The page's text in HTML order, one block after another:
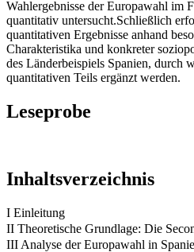
Wahlergebnisse der Europawahl im
quantitativ untersucht.Schließlich
quantitativen Ergebnisse anhand
Charakteristika und konkreter
des Länderbeispiels Spanien, durch
quantitativen Teils ergänzt werden.
Leseprobe
Inhaltsverzeichnis
I Einleitung
II Theoretische Grundlage: Die
III Analyse der Europawahl in